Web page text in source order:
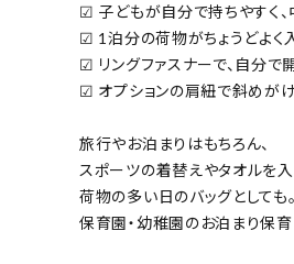
☑ 子どもが自分で持ちやすく
☑ 1泊分の荷物がちょうどよく
☑ リングファスナーで、自分で
☑ オプションの肩紐で斜めが
旅行やお泊まりはもちろん、
スポーツの着替えやタオルを入
荷物の多い日のバッグとしても。
保育園・幼稚園のお泊まり保育